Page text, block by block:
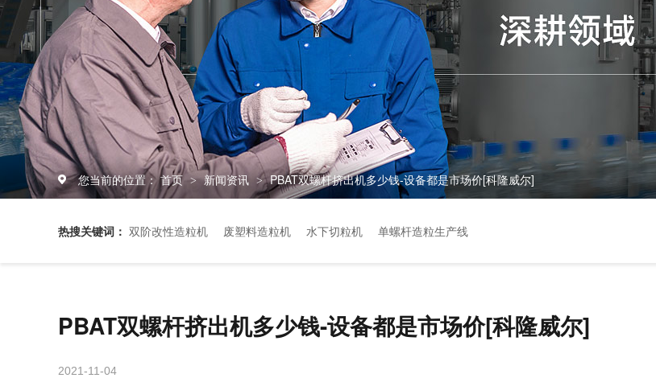
您当前的位置： 首页 > 新闻资讯 > PBAT双螺杆挤出机多少钱-设备都是市场价[科隆威尔]
热搜关键词： 双阶改性造粒机 废塑料造粒机 水下切粒机 单螺杆造粒生产线
PBAT双螺杆挤出机多少钱-设备都是市场价[科隆威尔]
2021-11-04